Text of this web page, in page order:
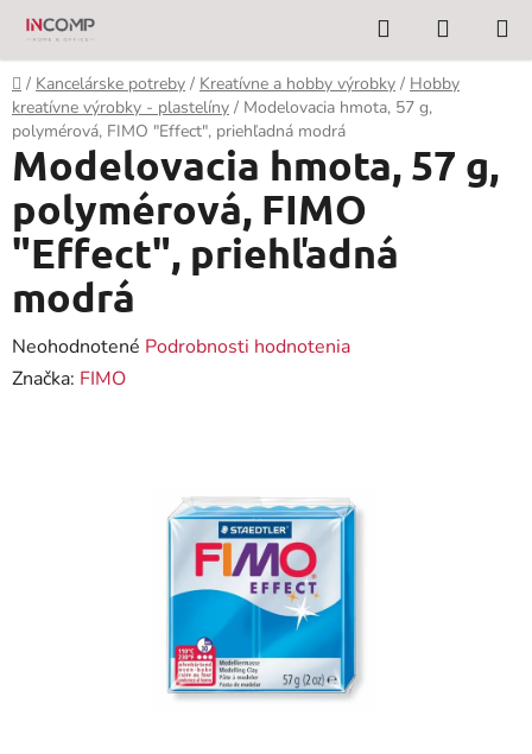
Prejsť
obsah
Hľadať
KOŠÍK
Domov
/ Kancelárske potreby / Kreatívne a hobby výrobky / Hobby
kreatívne výrobky - plastelíny / Modelovacia hmota, 57 g,
polymérová, FIMO "Effect", priehľadná modrá
Modelovacia hmota, 57 g,
polymérová, FIMO
"Effect", priehľadná
modrá
Priemerné
hodnotenie
Neohodnotené Podrobnosti hodnotenia
Značka: FIMO